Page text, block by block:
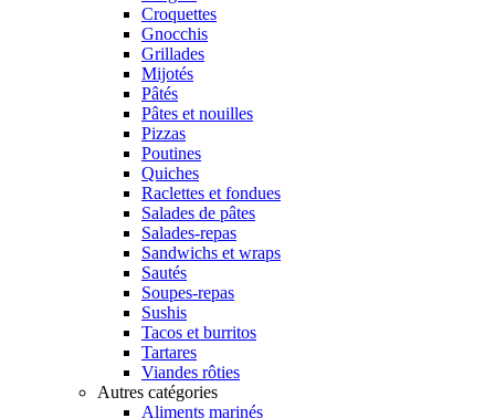
Croquettes
Gnocchis
Grillades
Mijotés
Pâtés
Pâtes et nouilles
Pizzas
Poutines
Quiches
Raclettes et fondues
Salades de pâtes
Salades-repas
Sandwichs et wraps
Sautés
Soupes-repas
Sushis
Tacos et burritos
Tartares
Viandes rôties
Autres catégories
Aliments marinés